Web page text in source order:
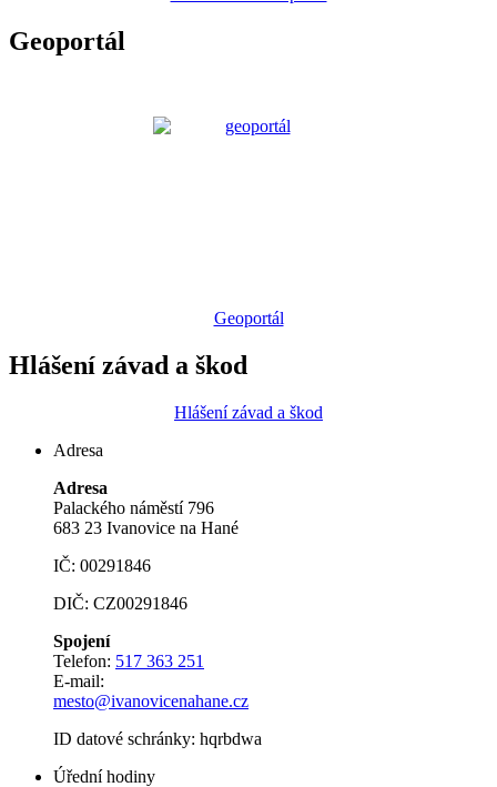
Geoportál
Geoportál
Hlášení závad a škod
Hlášení závad a škod
Adresa
Adresa
Palackého náměstí 796
683 23 Ivanovice na Hané
IČ: 00291846
DIČ: CZ00291846
Spojení
Telefon: 517 363 251
E-mail:
mesto@ivanovicenahane.cz
ID datové schránky: hqrbdwa
Úřední hodiny